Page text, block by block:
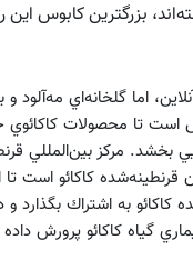
بزرگترین کابوس این
اما گلخانه‌اي مه‌آلود
است تا محصولات كاكائوي
كاكائو است تا
كاكائو به اشتراك بگذارد و
گياه كاكائو پرورش